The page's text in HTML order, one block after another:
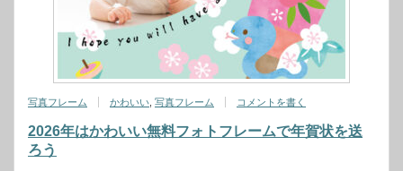
写真フレーム かわいい 写真フレーム コメントを書く
2026年はかわいい無料フォトフレームで年賀状を送
ろう